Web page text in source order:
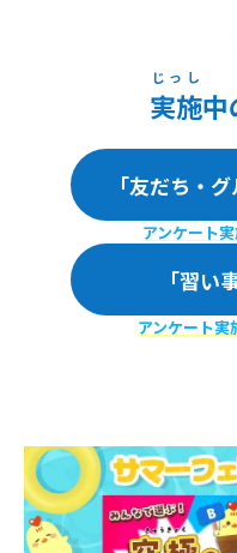
実施
じっし
中
「友だち・
アンケート
「習い
アンケート